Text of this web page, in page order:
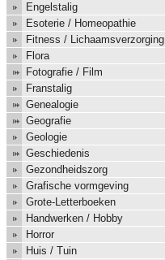
Engelstalig
Esoterie / Homeopathie
Fitness / Lichaamsverzorging
Flora
Fotografie / Film
Franstalig
Genealogie
Geografie
Geologie
Geschiedenis
Gezondheidszorg
Grafische vormgeving
Grote-Letterboeken
Handwerken / Hobby
Horror
Huis / Tuin